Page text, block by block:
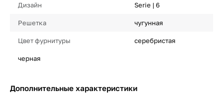
Дизайн Serie | 6
Решетка чугунная
Цвет фурнитуры серебристая
черная
Дополнительные характеристики